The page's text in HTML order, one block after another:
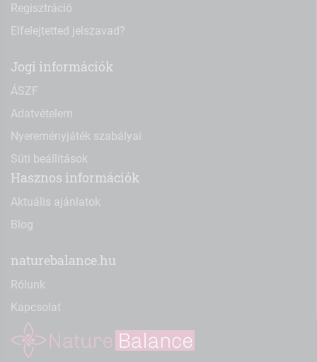
Regisztráció
Elfelejtetted jelszavad?
Jogi információk
ÁSZF
Adatvételem
Nyereményjáték szabályai
Süti beállítások
Hasznos információk
Aktuális ajánlatok
Blog
naturebalance.hu
Rólunk
Kapcsolat